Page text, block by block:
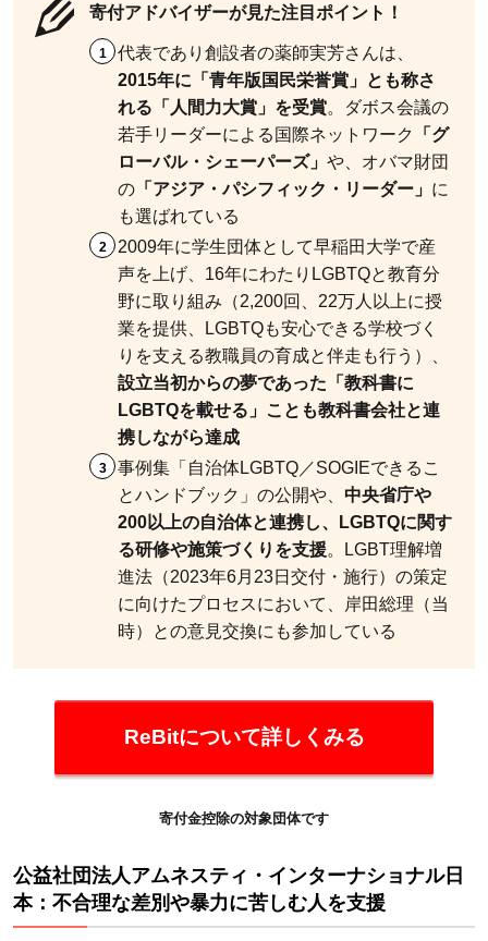
寄付アドバイザーが見た注目ポイント！
代表であり創設者の薬師実芳さんは、
2015年に「青年版国民栄誉賞」とも称さ
れる「人間力大賞」を受賞 。ダボス会議の
若手リーダーによる国際ネットワーク
「グ
ローバル・シェーパーズ」や、オバマ財団
の 「アジア・パシフィック・リーダー」 に
も選ばれている
2009年に学生団体として早稲田大学で産
声を上げ、16年にわたりLGBTQと教育分
野に取り組み（2,200回、22万人以上に授
業を提供、LGBTQも安心できる学校づく
りを支える教職員の育成と伴走も行う）、
設立当初からの夢であった「教科書に
LGBTQを載せる」ことも教科書会社と連
携しながら達成
事例集「自治体LGBTQ／SOGIEできるこ
とハンドブック」の公開や、中央省庁や
200以上の自治体と連携し、LGBTQに関す
る研修や施策づくりを支援 。LGBT理解増
進法（2023年6月23日交付・施行）の策定
に向けたプロセスにおいて、岸田総理（当
時）との意見交換にも参加している
ReBitについて詳しくみる
寄付金控除の対象団体です
公益社団法人アムネスティ・インターナショナル日
本：不合理な差別や暴力に苦しむ人を支援